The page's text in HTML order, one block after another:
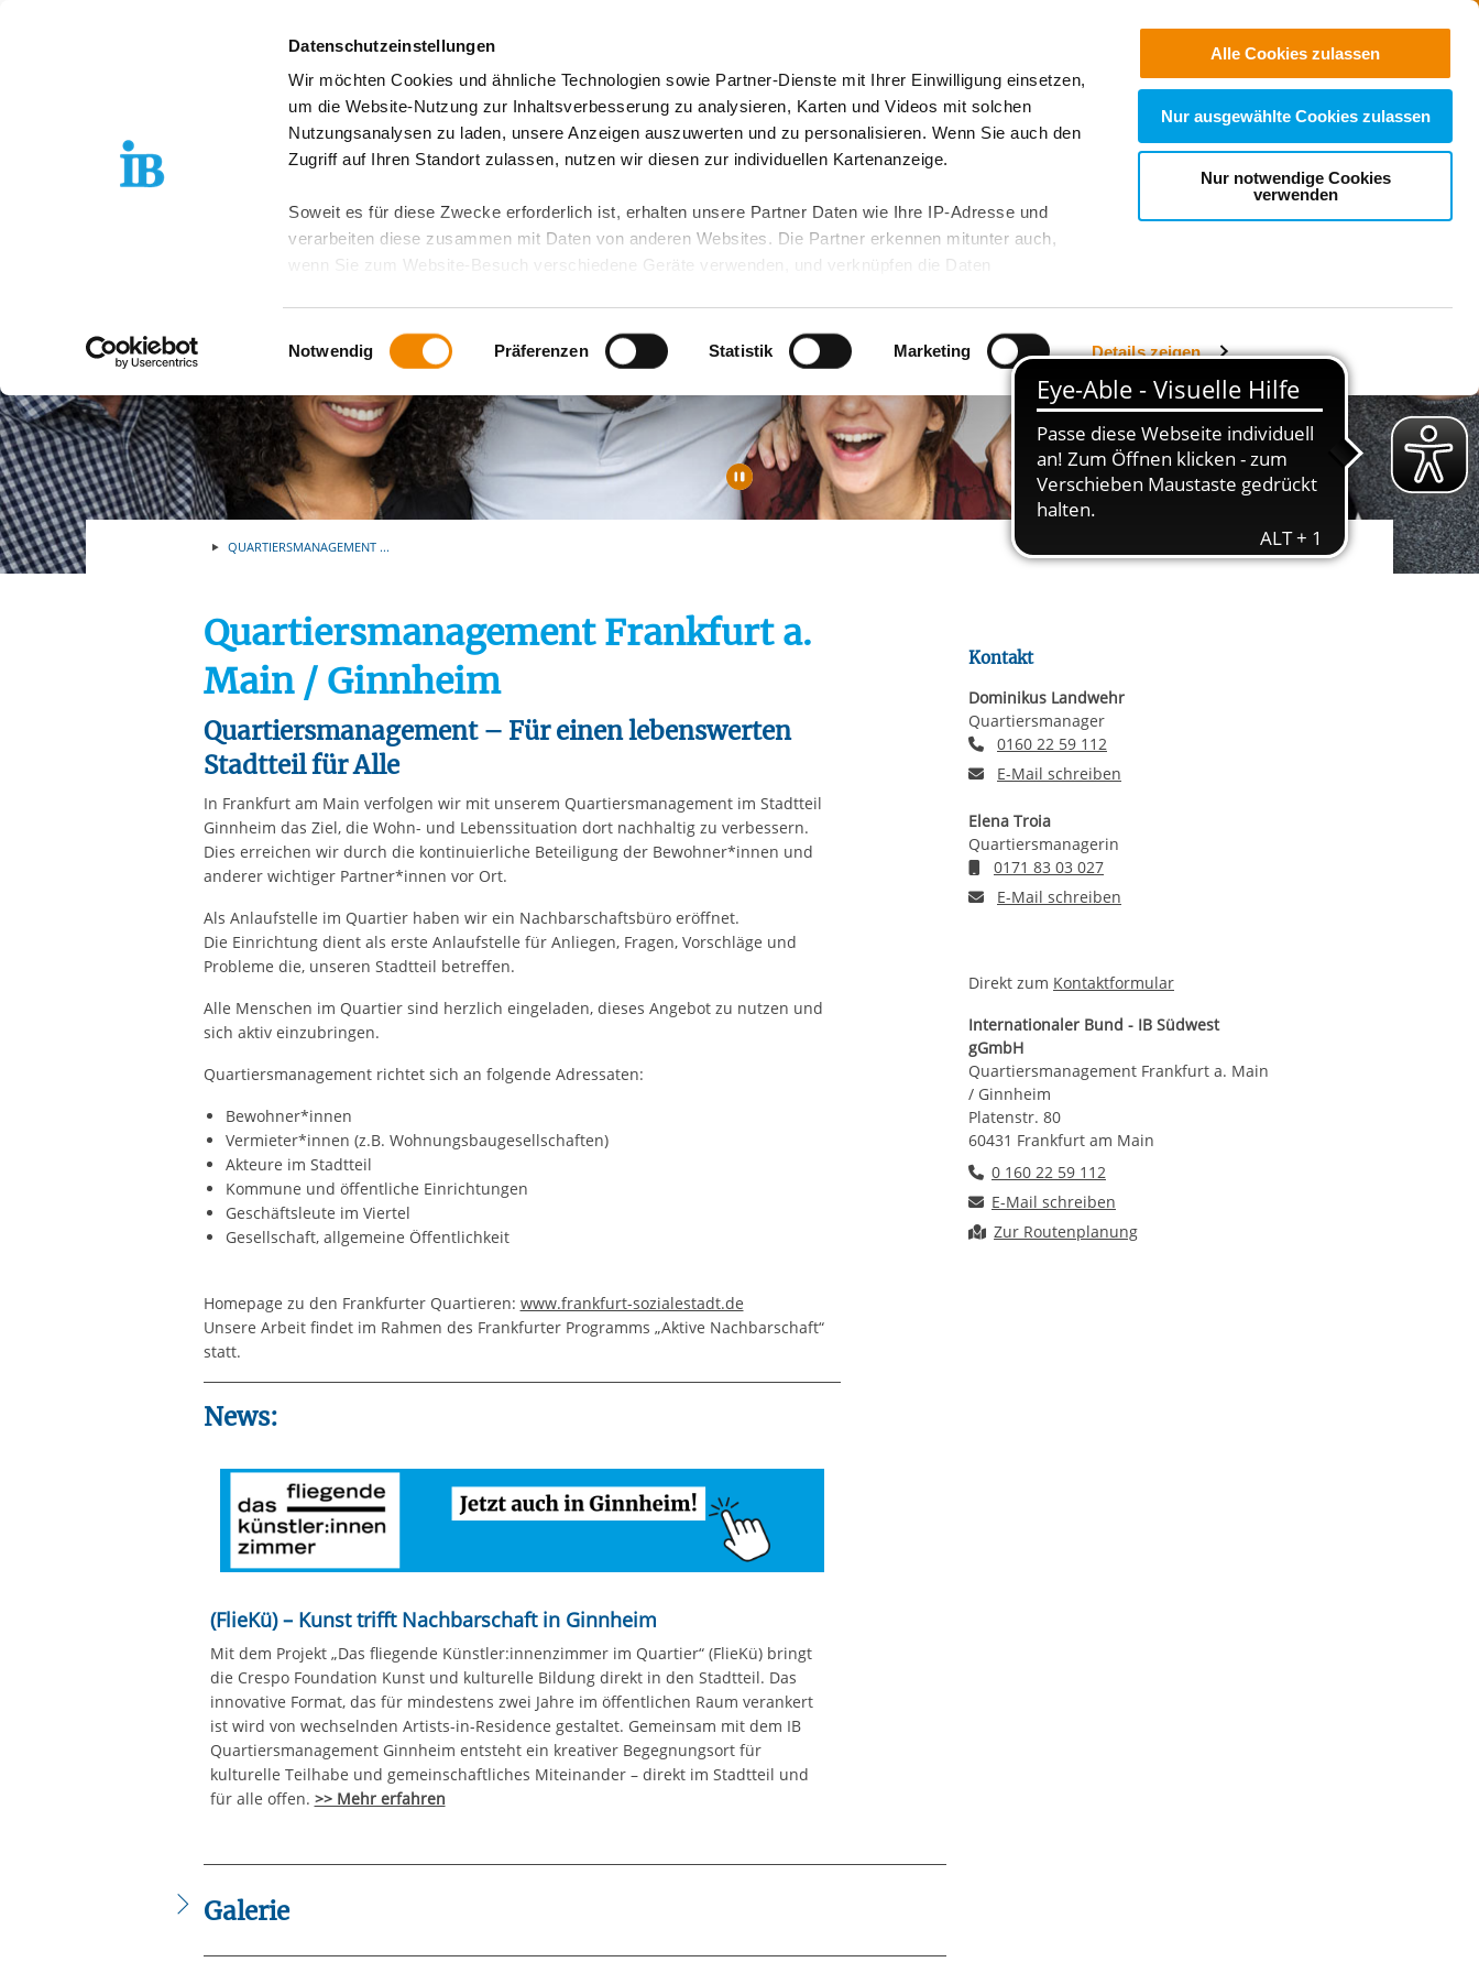
Datenschutzeinstellungen
Wir möchten Cookies und ähnliche Technologien sowie Partner-Dienste mit Ihrer Einwilligung einsetzen,
um die Website-Nutzung zur Inhaltsverbesserung zu analysieren, Karten und Videos mit solchen
Nutzungsanalysen zu laden, unsere Anzeigen auszuwerten und zu personalisieren. Wenn Sie auch den
Zugriff auf Ihren Standort zulassen, nutzen wir diesen zur individuellen Kartenanzeige.
Soweit es für diese Zwecke erforderlich ist, erhalten unsere Partner Daten wie Ihre IP-Adresse und
verarbeiten diese zusammen mit Daten von anderen Websites. Die Partner erkennen mitunter auch,
wenn Sie zum Website-Besuch verschiedene Geräte verwenden, und verknüpfen die Daten
zusätzlichen Risiken für Ihre Daten führen kann.
Weitere Details finden Sie in unserenDatenschutzhinweisenund in unsererCookie-Übersicht
. Wenn
Sie möchten, dass alle Website-Funktionen für diese Zwecke aktiviert sind, müssen Sie alle Cookie-
Kategorien auswählen. Sie können mittels nachfolgender Buttons über Ihre Einwilligung für diese
Zwecke entscheiden und Ihre erteilte Einwilligung stets für die Zukunft widerrufen. Bitte beachten Sie:
Ihre etwaige Einwilligung erstreckt sich nicht auf notwendige Cookies, die erforderlich zur Bereitstellung
aufgrund berechtigter Interessen und daher unabhängig von einer Einwilligung.
Einwilligungsauswahl
Notwendig Präferenzen Statistik Marketing Details zeigen
Alle Cookies zulassen
Nur ausgewählte Cookies zulassen
Nur notwendige Cookies
verwenden
Suchen
IB Südwest entdecken
Video-Blog & Presse Freie Jobs & mehr Unsere Einrichtungen
Kontakt
Automatische Wiedergabe starten/stoppen
QUARTIERSMANAGEMENT ...
Quartiersmanagement Frankfurt a.
Main / Ginnheim
Quartiersmanagement – Für einen lebenswerten
Stadtteil für Alle
In Frankfurt am Main verfolgen wir mit unserem Quartiersmanagement im Stadtteil
Ginnheim das Ziel, die Wohn- und Lebenssituation dort nachhaltig zu verbessern.
Dies erreichen wir durch die kontinuierliche Beteiligung der Bewohner*innen und
anderer wichtiger Partner*innen vor Ort.
Als Anlaufstelle im Quartier haben wir ein Nachbarschaftsbüro eröffnet.
Die Einrichtung dient als erste Anlaufstelle für Anliegen, Fragen, Vorschläge und
Probleme die, unseren Stadtteil betreffen.
Alle Menschen im Quartier sind herzlich eingeladen, dieses Angebot zu nutzen und
sich aktiv einzubringen.
Quartiersmanagement richtet sich an folgende Adressaten:
Bewohner*innen
Vermieter*innen (z.B. Wohnungsbaugesellschaften)
Akteure im Stadtteil
Kommune und öffentliche Einrichtungen
Geschäftsleute im Viertel
Gesellschaft, allgemeine Öffentlichkeit
Homepage zu den Frankfurter Quartieren: www.frankfurt-sozialestadt.de
Unsere Arbeit findet im Rahmen des Frankfurter Programms „Aktive Nachbarschaft“
statt.
News:
(FlieKü) – Kunst trifft Nachbarschaft in Ginnheim
Mit dem Projekt „Das fliegende Künstler:innenzimmer im Quartier“ (FlieKü) bringt
die Crespo Foundation Kunst und kulturelle Bildung direkt in den Stadtteil. Das
innovative Format, das für mindestens zwei Jahre im öffentlichen Raum verankert
ist wird von wechselnden Artists-in-Residence gestaltet. Gemeinsam mit dem IB
Quartiersmanagement Ginnheim entsteht ein kreativer Begegnungsort für
kulturelle Teilhabe und gemeinschaftliches Miteinander – direkt im Stadtteil und
für alle offen. >> Mehr erfahren
Galerie
Kontakt
Dominikus Landwehr
Quartiersmanager
Telefonnummer
0160 22 59 112
E-Mail an Dominikus Landwehr
E-Mail schreiben
Elena Troia
Quartiersmanagerin
Email senden
0171 83 03 027
E-Mail an Elena Troia
E-Mail schreiben
Direkt zum Kontaktformular
Internationaler Bund - IB Südwest
gGmbH
Quartiersmanagement Frankfurt a. Main
/ Ginnheim
Platenstr. 80
60431 Frankfurt am Main
Telefonnummer
0 160 22 59 112
E-Mail an Quartiersmanagement Frankfurt a. Main / Ginnheim
E-Mail schreiben
Route planen
Zur Routenplanung